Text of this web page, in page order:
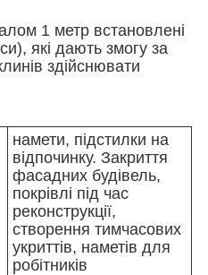
1 метр встановлені
які дають змогу за
здійснювати
намети, підстилки на
відпочинку. Закриття
фасадних будівель,
покрівлі під час
реконструкції,
створення тимчасових
укриттів, наметів для
робітників